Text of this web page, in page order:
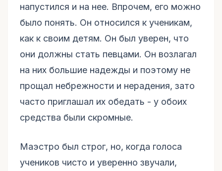
напустился и на нее. Впрочем, его можно
было понять. Он относился к ученикам,
как к своим детям. Он был уверен, что
они должны стать певцами. Он возлагал
на них большие надежды и поэтому не
прощал небрежности и нерадения, зато
часто приглашал их обедать - у обоих
средства были скромные.
Маэстро был строг, но, когда голоса
учеников чисто и уверенно звучали,